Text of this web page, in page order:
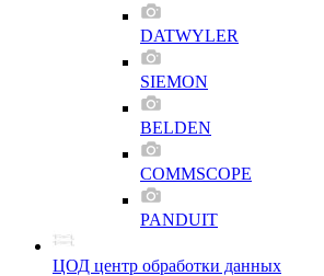
DATWYLER
SIEMON
BELDEN
COMMSCOPE
PANDUIT
ЦОД центр обработки данных